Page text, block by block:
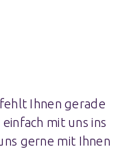
Ihnen gerade
mit uns ins
gerne mit Ihnen